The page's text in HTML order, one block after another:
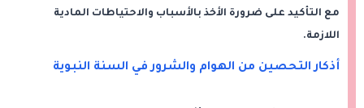
مع التأكيد على ضرورة الأخذ بالأسباب والاحتياطات المادية
اللازمة.
أذكار التحصين من الهوام والشرور في السنة النبوية